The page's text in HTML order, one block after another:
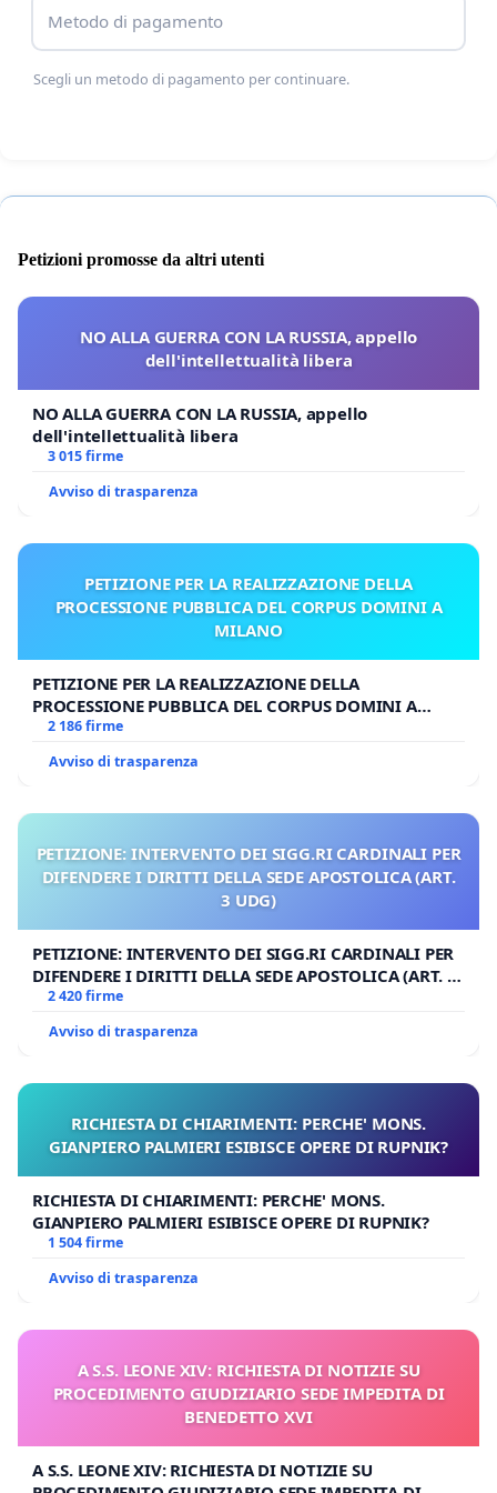
Firma anche tu per l'abrogazione delle leggi
Scelba e Mancino.
On. Roberto Fiore - Politico
Gloria Callarelli - Giornalista
Maurizio Blondet - Giornalista
Pasquale Delisati - Avvocato
Nino Galloni - Economista
Salvatore Cabras - Ammiraglio
Metodo di pagamento
Scegli un metodo di pagamento per continuare.
Petizioni promosse da altri utenti
NO ALLA GUERRA CON LA RUSSIA, appello
dell'intellettualità libera
NO ALLA GUERRA CON LA RUSSIA, appello
dell'intellettualità libera
3 015 firme
Avviso di trasparenza
PETIZIONE PER LA REALIZZAZIONE DELLA
PROCESSIONE PUBBLICA DEL CORPUS DOMINI A
MILANO
PETIZIONE PER LA REALIZZAZIONE DELLA
PROCESSIONE PUBBLICA DEL CORPUS DOMINI A
MILANO
2 186 firme
Avviso di trasparenza
PETIZIONE: INTERVENTO DEI SIGG.RI CARDINALI PER
DIFENDERE I DIRITTI DELLA SEDE APOSTOLICA (ART.
3 UDG)
PETIZIONE: INTERVENTO DEI SIGG.RI CARDINALI PER
DIFENDERE I DIRITTI DELLA SEDE APOSTOLICA (ART. 3
UDG)
2 420 firme
Avviso di trasparenza
RICHIESTA DI CHIARIMENTI: PERCHE' MONS.
GIANPIERO PALMIERI ESIBISCE OPERE DI RUPNIK?
RICHIESTA DI CHIARIMENTI: PERCHE' MONS.
GIANPIERO PALMIERI ESIBISCE OPERE DI RUPNIK?
1 504 firme
Avviso di trasparenza
A S.S. LEONE XIV: RICHIESTA DI NOTIZIE SU
PROCEDIMENTO GIUDIZIARIO SEDE IMPEDITA DI
BENEDETTO XVI
A S.S. LEONE XIV: RICHIESTA DI NOTIZIE SU